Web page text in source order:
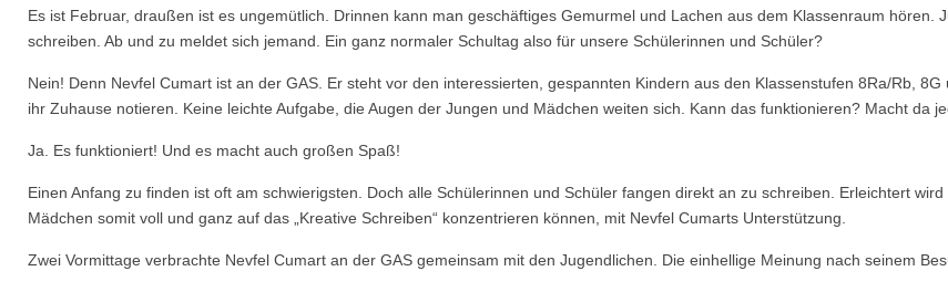
Es ist Februar, draußen ist es ungemütlich. Drinnen kann man geschäftiges Gemurmel und Lachen aus dem Klassenraum hören.
schreiben. Ab und zu meldet sich jemand. Ein ganz normaler Schultag also für unsere Schülerinnen und Schüler?
Nein! Denn Nevfel Cumart ist an der GAS. Er steht vor den interessierten, gespannten Kindern aus den Klassenstufen 8Ra/Rb,
ihr Zuhause notieren. Keine leichte Aufgabe, die Augen der Jungen und Mädchen weiten sich. Kann das funktionieren? Macht da
Ja. Es funktioniert! Und es macht auch großen Spaß!
Einen Anfang zu finden ist oft am schwierigsten. Doch alle Schülerinnen und Schüler fangen direkt an zu schreiben. Erleichtert
Mädchen somit voll und ganz auf das „Kreative Schreiben“ konzentrieren können, mit Nevfel Cumarts Unterstützung.
Zwei Vormittage verbrachte Nevfel Cumart an der GAS gemeinsam mit den Jugendlichen. Die einhellige Meinung nach seinem